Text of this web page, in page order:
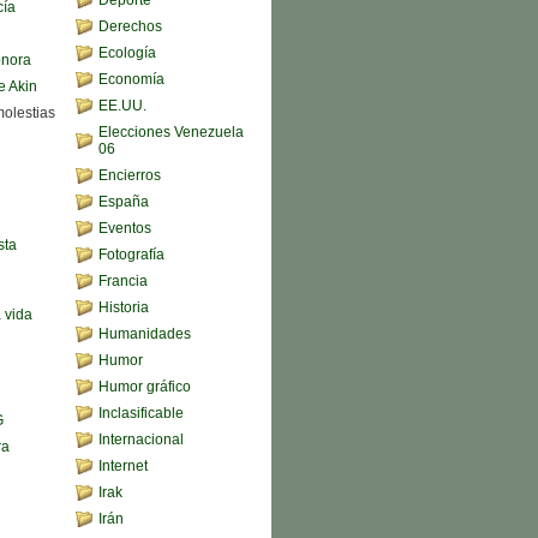
Akin
vida
Derechos
Ecología
Economía
EE.UU.
Elecciones Venezuela
06
Encierros
España
Eventos
Fotografía
Francia
Historia
Humanidades
Humor
Humor gráfico
Inclasificable
Internacional
Internet
Irak
Irán